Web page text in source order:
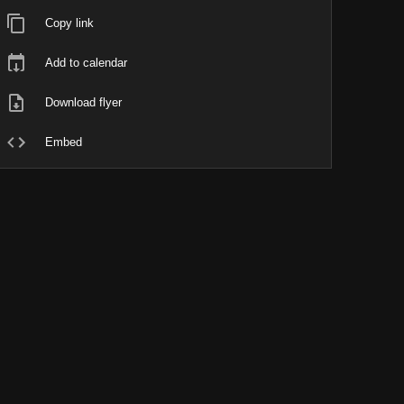
Copy link
Add to calendar
Download flyer
Embed